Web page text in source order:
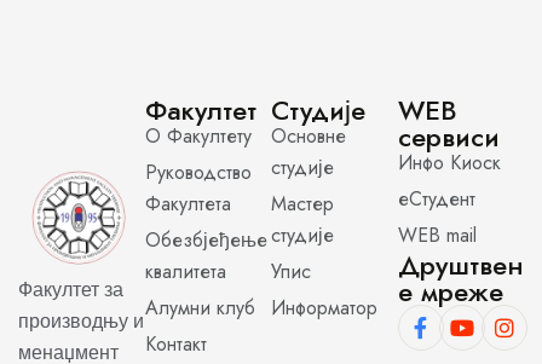
Факултет за
производњу и
менаџмент
Факултет
О Факултету
Руководство
Факултета
Обезбјеђење
квалитета
Алумни клуб
Контакт
Студије
Основне
студије
Мастер
студије
Упис
Информатор
WEB
сервиси
Инфо Киоск
еСтудент
WEB mail
Друштвен
е мреже